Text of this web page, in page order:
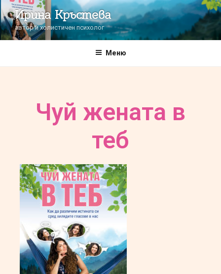
Ирина Кръстева
автор и холистичен психолог
Меню
Чуй жената в
теб